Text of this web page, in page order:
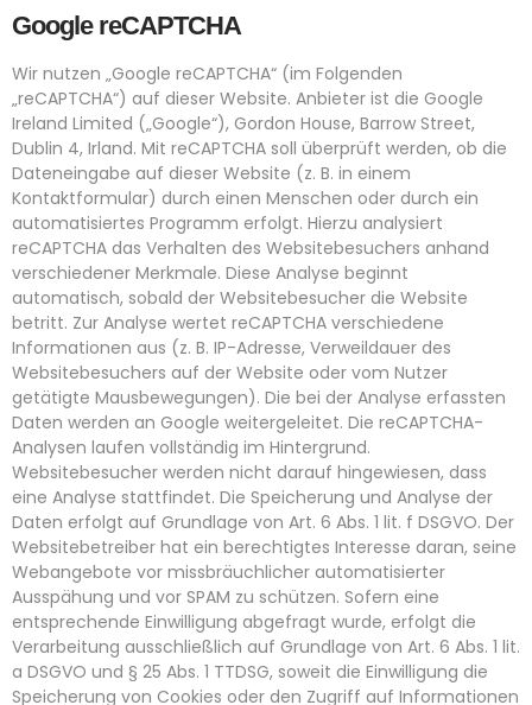
Google reCAPTCHA
Wir nutzen „Google reCAPTCHA“ (im Folgenden
„reCAPTCHA“) auf dieser Website. Anbieter ist die Google
Ireland Limited („Google“), Gordon House, Barrow Street,
Dublin 4, Irland. Mit reCAPTCHA soll überprüft werden, ob die
Dateneingabe auf dieser Website (z. B. in einem
Kontaktformular) durch einen Menschen oder durch ein
automatisiertes Programm erfolgt. Hierzu analysiert
reCAPTCHA das Verhalten des Websitebesuchers anhand
verschiedener Merkmale. Diese Analyse beginnt
automatisch, sobald der Websitebesucher die Website
betritt. Zur Analyse wertet reCAPTCHA verschiedene
Informationen aus (z. B. IP-Adresse, Verweildauer des
Websitebesuchers auf der Website oder vom Nutzer
getätigte Mausbewegungen). Die bei der Analyse erfassten
Daten werden an Google weitergeleitet. Die reCAPTCHA-
Analysen laufen vollständig im Hintergrund.
Websitebesucher werden nicht darauf hingewiesen, dass
eine Analyse stattfindet. Die Speicherung und Analyse der
Daten erfolgt auf Grundlage von Art. 6 Abs. 1 lit. f DSGVO. Der
Websitebetreiber hat ein berechtigtes Interesse daran, seine
Webangebote vor missbräuchlicher automatisierter
Ausspähung und vor SPAM zu schützen. Sofern eine
entsprechende Einwilligung abgefragt wurde, erfolgt die
Verarbeitung ausschließlich auf Grundlage von Art. 6 Abs. 1 lit.
a DSGVO und § 25 Abs. 1 TTDSG, soweit die Einwilligung die
Speicherung von Cookies oder den Zugriff auf Informationen